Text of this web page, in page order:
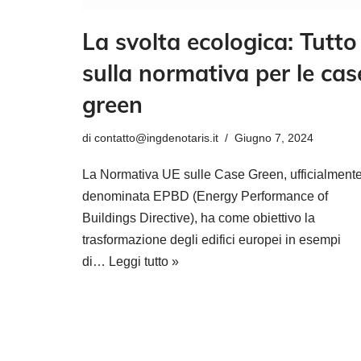
La svolta ecologica: Tutto
sulla normativa per le
green
di contatto@ingdenotaris.it Giugno 7, 2024
La Normativa UE sulle Case Green,
denominata EPBD (Energy Performance of
Buildings Directive), ha come obiettivo la
trasformazione degli edifici europei in esempi
di… Leggi tutto »